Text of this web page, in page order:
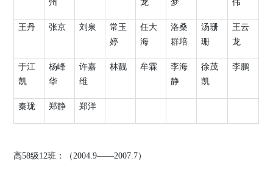
州 龙 梦 伟
王丹 张京 刘泉
常玉
婷
任大
海
洛桑
群培
汤珊
珊
王云
龙
于江
凯
杨峰
华
许嘉
维
林靓 牟霖
李海
静
徐茂
凯
李鹏
秦珑 郑静 郑洋
高58级12班：（2004.9——2007.7）